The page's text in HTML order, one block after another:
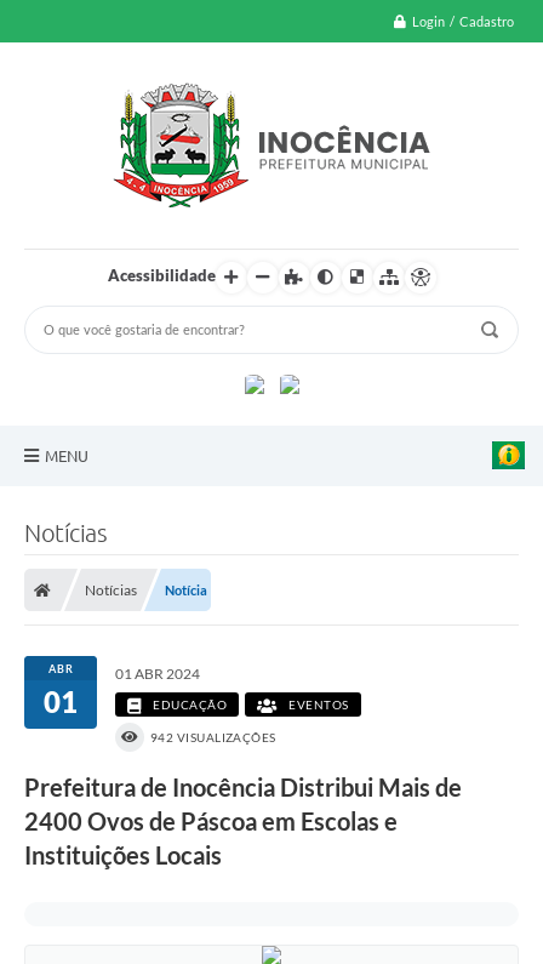
Login / Cadastro
Acessibilidade
MENU
Transparência Pública
Notícias
Legislação
Renuncia de Receita
Galeria de Fotos
Notícias
Notícias Notícia
ABR
01
01 ABR 2024
EDUCAÇÃO EVENTOS
942 VISUALIZAÇÕES
Prefeitura de Inocência Distribui Mais de
2400 Ovos de Páscoa em Escolas e
Instituições Locais